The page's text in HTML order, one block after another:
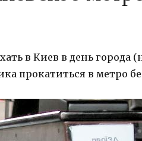
в Киев в день города
прокатиться в метро